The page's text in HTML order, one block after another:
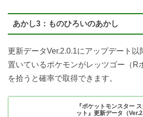
あかし3：ものひろいのあかし
更新データVer.2.0.1にアップデート以
置いているポケモンがレッツゴー（R
を拾うと確率で取得できます。
『ポケットモンスター
ット』更新データ（